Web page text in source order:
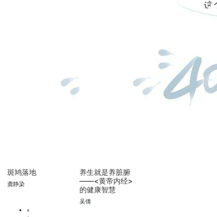
斑鸠落地
龚静染
养生就是养脏腑
——<黄帝内经>
的健康智慧
吴倩
«